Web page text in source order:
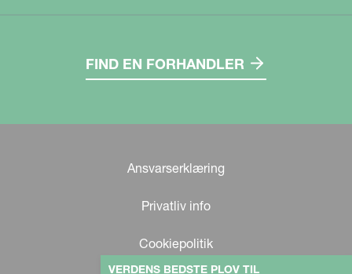
VERDENS BEDSTE PLOV TIL
FIND EN FORHANDLER
Ansvarserklæring
Privatliv info
Cookiepolitik